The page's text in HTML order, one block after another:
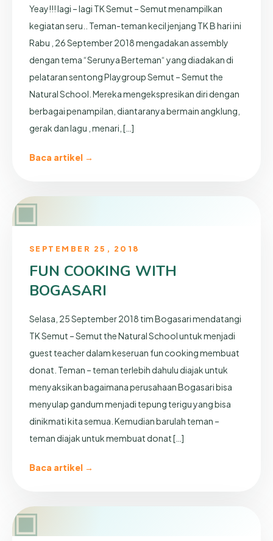
Yeay!!! lagi – lagi TK Semut – Semut menampilkan
kegiatan seru.. Teman-teman kecil jenjang TK B hari ini
Rabu , 26 September 2018 mengadakan assembly
dengan tema “Serunya Berteman“ yang diadakan di
pelataran sentong Playgroup Semut – Semut the
Natural School. Mereka mengekspresikan diri dengan
berbagai penampilan, diantaranya bermain angklung,
gerak dan lagu , menari, […]
Baca artikel →
▣
SEPTEMBER 25, 2018
FUN COOKING WITH
BOGASARI
Selasa, 25 September 2018 tim Bogasari mendatangi
TK Semut – Semut the Natural School untuk menjadi
guest teacher dalam keseruan fun cooking membuat
donat. Teman – teman terlebih dahulu diajak untuk
menyaksikan bagaimana perusahaan Bogasari bisa
menyulap gandum menjadi tepung terigu yang bisa
dinikmati kita semua. Kemudian barulah teman –
teman diajak untuk membuat donat […]
Baca artikel →
▣